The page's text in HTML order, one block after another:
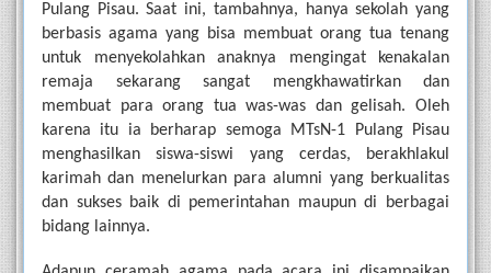
Pulang Pisau. Saat ini, tambahnya, hanya sekolah yang
berbasis agama yang bisa membuat orang tua tenang
untuk menyekolahkan anaknya mengingat kenakalan
remaja sekarang sangat mengkhawatirkan dan
membuat para orang tua was-was dan gelisah. Oleh
karena itu ia berharap semoga MTsN-1 Pulang Pisau
menghasilkan siswa-siswi yang cerdas, berakhlakul
karimah dan menelurkan para alumni yang berkualitas
dan sukses baik di pemerintahan maupun di berbagai
bidang lainnya.